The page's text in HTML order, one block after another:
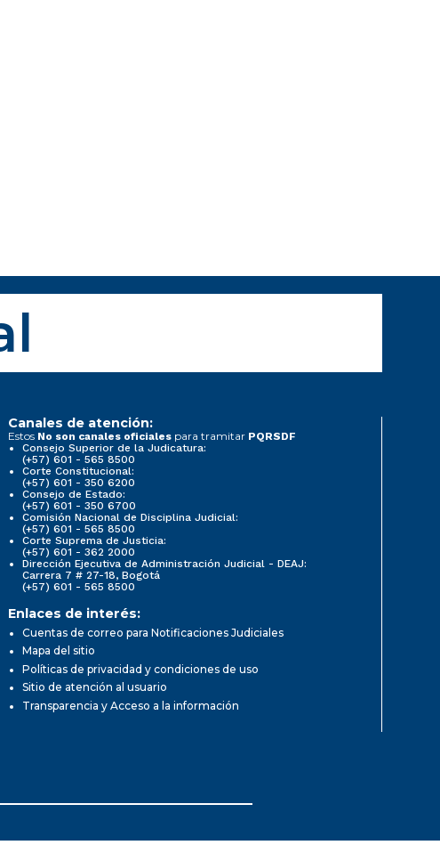
Canales de atención:
Estos No son canales oficiales para tramitar PQRSDF
Consejo Superior de la Judicatura:
(+57) 601 - 565 8500
Corte Constitucional:
(+57) 601 - 350 6200
Consejo de Estado:
(+57) 601 - 350 6700
Comisión Nacional de Disciplina Judicial:
(+57) 601 - 565 8500
Corte Suprema de Justicia:
(+57) 601 - 362 2000
Dirección Ejecutiva de Administración Judicial - DEAJ:
Carrera 7 # 27-18, Bogotá
(+57) 601 - 565 8500
Enlaces de interés:
Cuentas de correo para Notificaciones Judiciales
Mapa del sitio
Políticas de privacidad y condiciones de uso
Sitio de atención al usuario
Transparencia y Acceso a la información